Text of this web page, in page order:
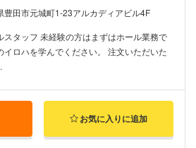
豊田市元城町1-23アルカディアビル4F
スタッフ 未経験の方はまずはホール業務で
イロハを学んでください。 注文いただいた
お気に入りに追加